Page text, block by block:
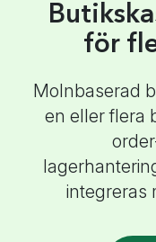
för
Molnbaserad
en eller flera
integreras